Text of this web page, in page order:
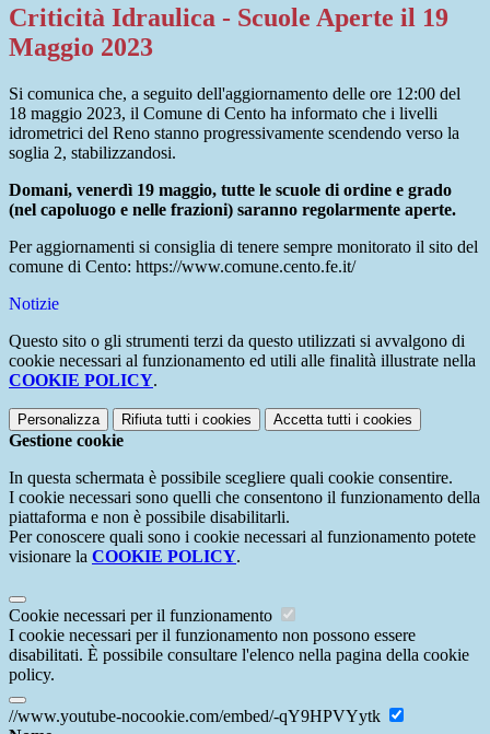
Criticità Idraulica - Scuole Aperte il 19
Maggio 2023
Si comunica che, a seguito dell'aggiornamento delle ore 12:00 del
18 maggio 2023, il Comune di Cento ha informato che i livelli
idrometrici del Reno stanno progressivamente scendendo verso la
soglia 2, stabilizzandosi.
Domani, venerdì 19 maggio, tutte le scuole di ordine e grado
(nel capoluogo e nelle frazioni) saranno regolarmente aperte.
Per aggiornamenti si consiglia di tenere sempre monitorato il sito del
comune di Cento: https://www.comune.cento.fe.it/
Notizie
Questo sito o gli strumenti terzi da questo utilizzati si avvalgono di
cookie necessari al funzionamento ed utili alle finalità illustrate nella
COOKIE POLICY.
Personalizza Rifiuta tutti i cookies Accetta tutti i cookies
Gestione cookie
In questa schermata è possibile scegliere quali cookie consentire.
I cookie necessari sono quelli che consentono il funzionamento della
piattaforma e non è possibile disabilitarli.
Per conoscere quali sono i cookie necessari al funzionamento potete
visionare la COOKIE POLICY.
Cookie necessari per il funzionamento
I cookie necessari per il funzionamento non possono essere
disabilitati. È possibile consultare l'elenco nella pagina della cookie
policy.
//www.youtube-nocookie.com/embed/-qY9HPVYytk